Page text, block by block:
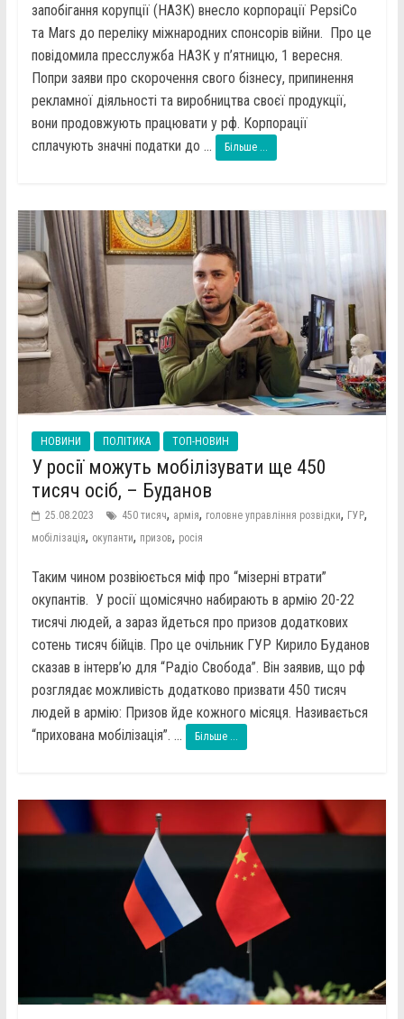
запобігання корупції (НАЗК) внесло корпорації PepsiCo
та Mars до переліку міжнародних спонсорів війни. Про це
повідомила пресслужба НАЗК у п’ятницю, 1 вересня.
Попри заяви про скорочення свого бізнесу, припинення
рекламної діяльності та виробництва своєї продукції,
вони продовжують працювати у рф. Корпорації
сплачують значні податки до ...
Більше ...
НОВИНИ ПОЛІТИКА ТОП-НОВИН
У росії можуть мобілізувати ще 450
тисяч осіб, – Буданов
25.08.2023 450 тисяч, армія, головне управління розвідки, ГУР,
мобілізація, окупанти, призов, росія
Таким чином розвіюється міф про “мізерні втрати”
окупантів. У росії щомісячно набирають в армію 20-22
тисячі людей, а зараз йдеться про призов додаткових
сотень тисяч бійців. Про це очільник ГУР Кирило Буданов
сказав в інтерв’ю для “Радіо Свобода”. Він заявив, що рф
розглядає можливість додатково призвати 450 тисяч
людей в армію: Призов йде кожного місяця. Називається
“прихована мобілізація”. ...
Більше ...